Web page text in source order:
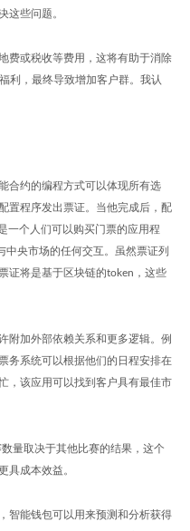
这些问题。
费或税收等费用，这将有助于消除
利，最终导致增加客户群。我认
合约的编程方式可以体现所有选
置程序发出票证。当他完成后，配
一个人们可以购买门票的应用程
中央市场的任何交互。虽然票证列
证将是基于区块链的token，这些
附加外部依赖关系和更多逻辑。例
务系统可以根据他们的日程安排在
，该应用可以找到客户具有最佳市
量取决于其他比赛的结果，这个
具成本效益。
智能钱包可以用来预测和分析获得